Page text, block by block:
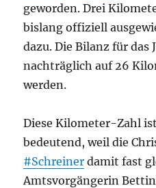
geworden. Drei
bislang offiziell
dazu. Die Bilanz für das
nachträglich auf 26
werden.
Diese Kilometer-Zahl
bedeutend, weil die
#Schreiner damit fast
Amtsvorgängerin